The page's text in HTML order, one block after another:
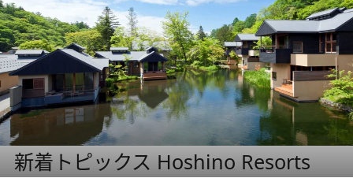
新着トピックス Hoshino Resorts